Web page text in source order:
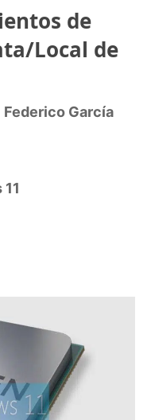
de
Local de
Federico García